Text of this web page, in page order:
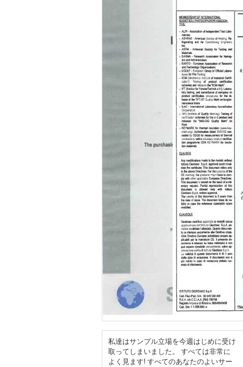
私達はサンプル立場を今週はじめに受け
取ってしまいました。 すべては非常に
よく見ます! すべてのあなたのよいサー